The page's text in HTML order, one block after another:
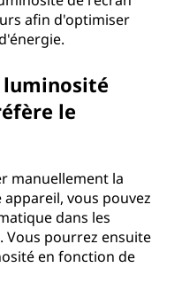
afin d'optimiser
luminosité
le
manuellement la
vous pouvez
dans les
Vous pourrez ensuite
en fonction de